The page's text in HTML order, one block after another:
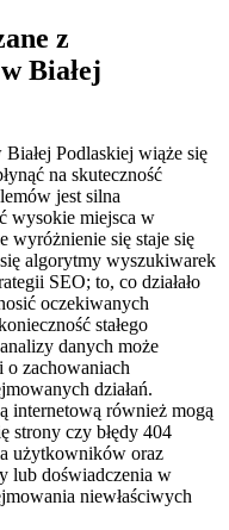
z
Białej
Podlaskiej wiąże się
na skuteczność
jest silna
wysokie miejsca w
wyróżnienie się staje się
algorytmy wyszukiwarek
SEO; to, co działało
oczekiwanych
stałego
danych może
zachowaniach
działań.
internetową również mogą
strony czy błędy 404
użytkowników oraz
lub doświadczenia w
niewłaściwych